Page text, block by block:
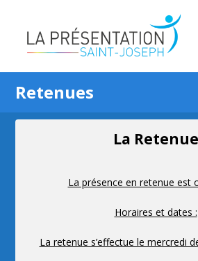
Retenues
La Retenue
La présence en retenue est
Horaires et dates :
La retenue s’effectue le mercredi